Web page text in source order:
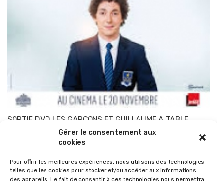
Gérer le consentement aux
cookies
Pour offrir les meilleures expériences, nous utilisons des technologies
telles que les cookies pour stocker et/ou accéder aux informations
des appareils. Le fait de consentir à ces technologies nous permettra
SORTIE DVD LES GARCONS ET GUILLAUME A TABLE
TOP-PARENTS 17 mars 2014